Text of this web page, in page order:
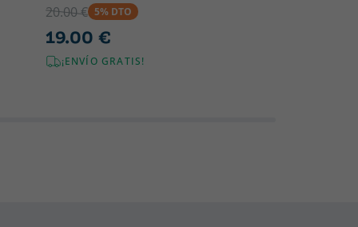
20.00 € 5% DTO
19.00 €
¡ENVÍO GRATIS!